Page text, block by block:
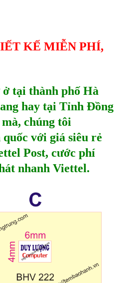
KẾ MIỄN PHÍ,
tại thành phố Hà
hay tại Tỉnh Đồng
chúng tôi
với giá siêu rẻ
Post, cước phí
nhanh Viettel.